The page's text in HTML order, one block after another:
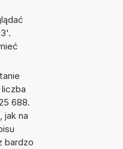
liczba
688.
jak na
bardzo